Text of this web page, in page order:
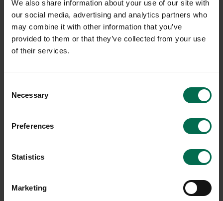
We also share information about your use of our site with
our social media, advertising and analytics partners who
may combine it with other information that you’ve
provided to them or that they’ve collected from your use
of their services.
Selection
Necessary
Preferences
Statistics
Marketing
Fredericia
9084 kr
7 i lager
C02
Sparar miljön ca 8 kg